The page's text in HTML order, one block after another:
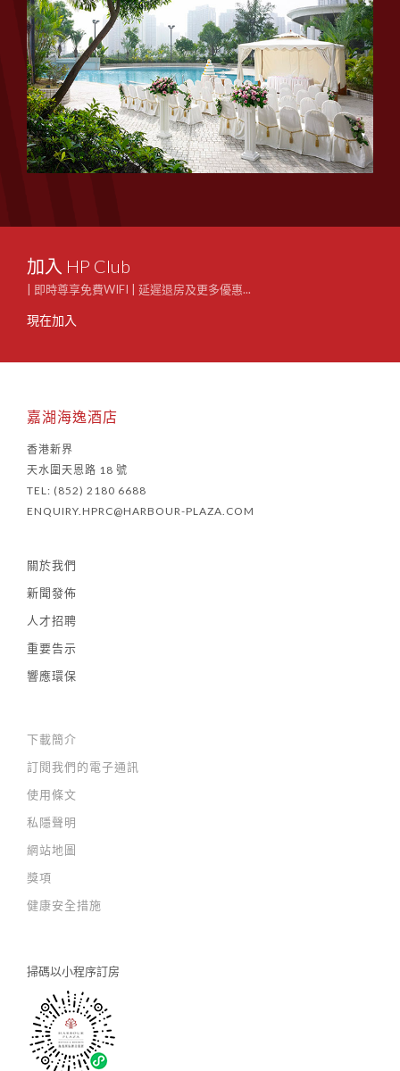
加入 HP Club
| 即時尊享免費WIFI | 延遲退房及更多優惠...
現在加入
嘉湖海逸酒店
香港新界
天水圍天恩路 18 號
TEL: (852) 2180 6688
ENQUIRY.HPRC@HARBOUR-PLAZA.COM
關於我們
新聞發佈
人才招聘
重要告示
響應環保
下載簡介
訂閱我們的電子通訊
使用條文
私隱聲明
網站地圖
獎項
健康安全措施
掃碼以小程序訂房